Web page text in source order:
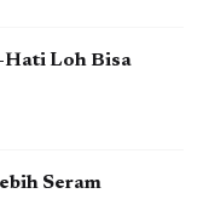
Hati Loh Bisa
Seram